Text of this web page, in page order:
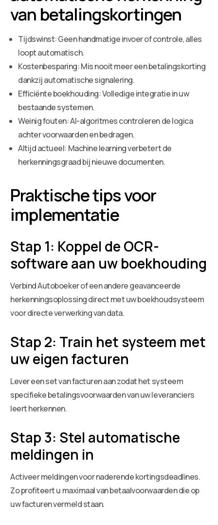
van betalingskortingen
Tijdswinst: Geen handmatige invoer of controle, alles
loopt automatisch.
Kostenbesparing: Mis nooit meer een betalingskorting
dankzij automatische signalering.
Efficiënte boekhouding: Volledige integratie in uw
bestaande systemen.
Weinig fouten: AI-algoritmes controleren de logica
achter voorwaarden en bedragen.
Altijd actueel: Machine learning verbetert de
herkenningsgraad bij nieuwe documenten.
Praktische tips voor
implementatie
Stap 1: Koppel de OCR-
software aan uw boekhouding
Verbind Autoboeker of een andere geavanceerde
herkenningsoplossing direct met uw boekhoudsysteem
voor directe verwerking van data.
Stap 2: Train het systeem met
uw eigen facturen
Lever een set van facturen aan zodat het systeem
specifieke betalingsvoorwaarden van uw leveranciers
leert herkennen.
Stap 3: Stel automatische
meldingen in
Activeer meldingen voor naderende kortingsdeadlines.
Zo profiteert u maximaal van betaalvoorwaarden die op
uw facturen vermeld staan.